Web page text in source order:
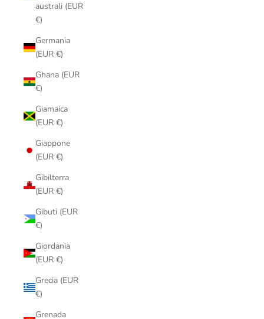
australi (EUR
€)
Germania
(EUR €)
Ghana (EUR
€)
Giamaica
(EUR €)
Giappone
(EUR €)
Gibilterra
(EUR €)
Gibuti (EUR
€)
Giordania
(EUR €)
Grecia (EUR
€)
Grenada